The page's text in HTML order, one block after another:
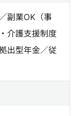
副業OK（事
介護支援制度
出型年金／従